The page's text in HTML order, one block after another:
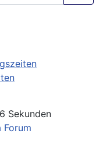
Sekunden
Forum